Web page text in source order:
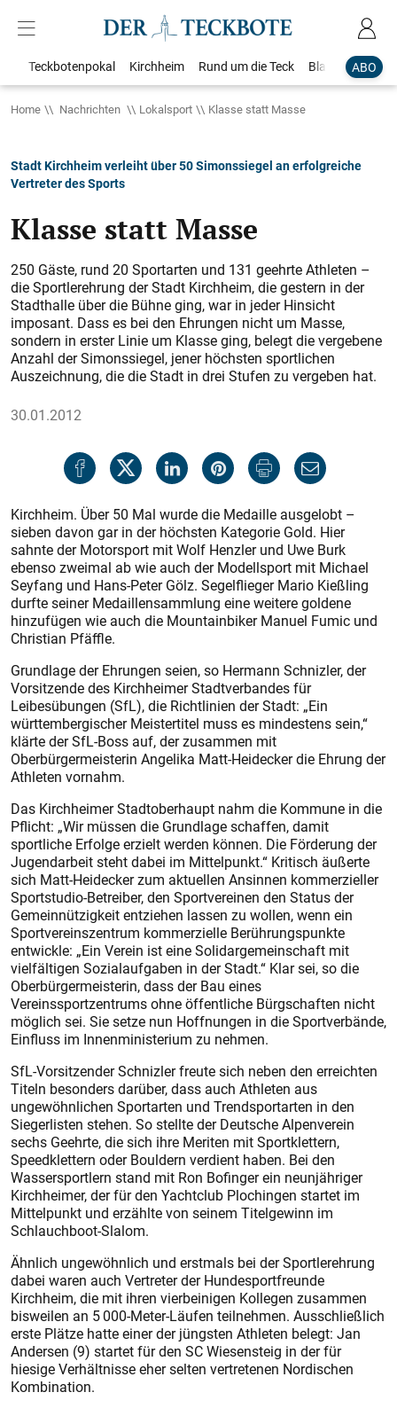
ABO
Teckbotenpokal Kirchheim Rund um die Teck Blaulicht
Home Nachrichten Lokalsport Klasse statt Masse
Stadt Kirchheim verleiht über 50 Simonssiegel an erfolgreiche
Vertreter des Sports
Klasse statt Masse
250 Gäste, rund 20 Sportarten und 131 geehrte Athleten –
die Sportlerehrung der Stadt Kirchheim, die gestern in der
Stadthalle über die Bühne ging, war in jeder Hinsicht
imposant. Dass es bei den Ehrungen nicht um Masse,
sondern in erster Linie um Klasse ging, belegt die vergebene
Anzahl der ­Simonssiegel, jener höchsten sportlichen
Auszeichnung, die die Stadt in drei Stufen zu ­vergeben hat.
30.01.2012
Kirchheim. Über 50 Mal wurde die Medaille ausgelobt –
sieben davon gar in der höchsten Kategorie Gold. Hier
sahnte der Motorsport mit Wolf Henzler und Uwe Burk
ebenso zweimal ab wie auch der Modellsport mit Michael
Seyfang und Hans-Peter Gölz. Segelflieger Mario Kießling
durfte seiner Medaillensammlung eine weitere goldene
hinzufügen wie auch die Mountainbiker Manuel Fumic und
Christian Pfäffle.
Grundlage der Ehrungen seien, so Hermann Schnizler, der
Vorsitzende des Kirchheimer Stadtverbandes für
Leibesübungen (SfL), die Richtlinien der Stadt: „Ein
württembergischer Meistertitel muss es mindestens sein,“
klärte der SfL-Boss auf, der zusammen mit
Oberbürgermeisterin Angelika Matt-Heidecker die Ehrung der
Athleten vornahm.
Das Kirchheimer Stadtoberhaupt nahm die Kommune in die
Pflicht: „Wir müssen die Grundlage schaffen, damit
sportliche Erfolge erzielt werden können. Die Förderung der
Jugendarbeit steht dabei im Mittelpunkt.“ Kritisch äußerte
sich Matt-Heidecker zum aktuellen Ansinnen kommerzieller
Sportstudio-Betreiber, den Sportvereinen den Status der
Gemeinnützigkeit entziehen lassen zu wollen, wenn ein
Sportvereinszentrum kommerzielle Berührungspunkte
entwickle: „Ein Verein ist eine Solidargemeinschaft mit
vielfältigen Sozialaufgaben in der Stadt.“ Klar sei, so die
Oberbürgermeisterin, dass der Bau eines
Vereinssportzentrums ohne öffentliche Bürgschaften nicht
möglich sei. Sie setze nun Hoffnungen in die Sportverbände,
Einfluss im Innenministerium zu nehmen.
SfL-Vorsitzender Schnizler freute sich neben den erreichten
Titeln besonders darüber, dass auch Athleten aus
ungewöhnlichen Sportarten und Trendsportarten in den
Siegerlisten stehen. So stellte der Deutsche Alpenverein
sechs Geehrte, die sich ihre Meriten mit Sportklettern,
Speedklettern oder Bouldern verdient haben. Bei den
Wassersportlern stand mit Ron Bofinger ein neunjähriger
Kirchheimer, der für den Yachtclub Plochingen startet im
Mittelpunkt und erzählte von seinem Titelgewinn im
Schlauchboot-Slalom.
Ähnlich ungewöhnlich und erstmals bei der Sportlerehrung
dabei waren auch Vertreter der Hundesportfreunde
Kirchheim, die mit ihren vierbeinigen Kollegen zusammen
bisweilen an 5 000-Meter-Läufen teilnehmen. Ausschließlich
erste Plätze hatte einer der jüngsten Athleten belegt: Jan
Andersen (9) startet für den SC Wiesensteig in der für
hiesige Verhältnisse eher selten vertretenen Nordischen
Kombination.